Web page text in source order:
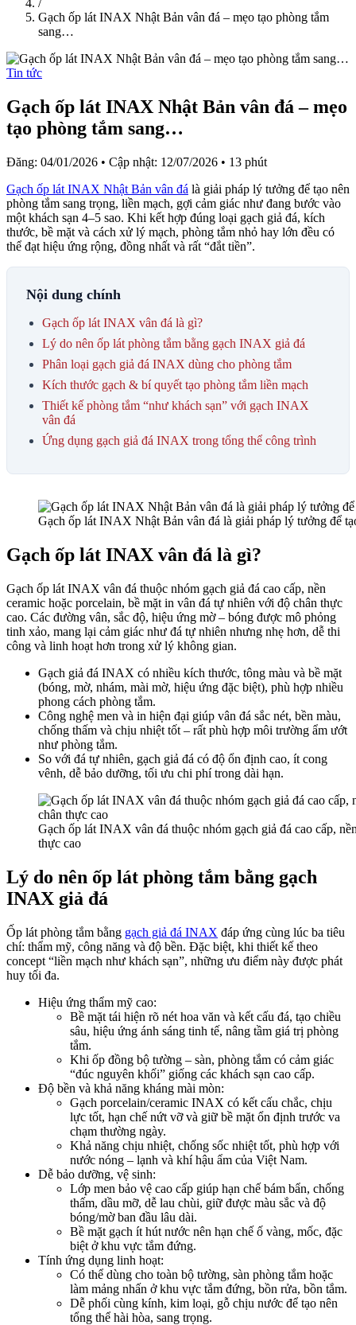
/
Gạch ốp lát INAX Nhật Bản vân đá – mẹo tạo phòng tắm
sang…
Tin tức
Gạch ốp lát INAX Nhật Bản vân đá – mẹo
tạo phòng tắm sang…
Đăng: 04/01/2026 • Cập nhật: 12/07/2026 • 13 phút
Gạch ốp lát INAX Nhật Bản vân đá là giải pháp lý tưởng để tạo nên
phòng tắm sang trọng, liền mạch, gợi cảm giác như đang bước vào
một khách sạn 4–5 sao. Khi kết hợp đúng loại gạch giả đá, kích
thước, bề mặt và cách xử lý mạch, phòng tắm nhỏ hay lớn đều có
thể đạt hiệu ứng rộng, đồng nhất và rất “đắt tiền”.​
Nội dung chính
Gạch ốp lát INAX vân đá là gì?
Lý do nên ốp lát phòng tắm bằng gạch INAX giả đá
Phân loại gạch giả đá INAX dùng cho phòng tắm
Kích thước gạch & bí quyết tạo phòng tắm liền mạch
Thiết kế phòng tắm “như khách sạn” với gạch INAX
vân đá
Ứng dụng gạch giả đá INAX trong tổng thể công trình
Gạch ốp lát INAX Nhật Bản vân đá là giải pháp lý tưởng để
Gạch ốp lát INAX vân đá là gì?
Gạch ốp lát INAX vân đá thuộc nhóm gạch giả đá cao cấp, nền
ceramic hoặc porcelain, bề mặt in vân đá tự nhiên với độ chân thực
cao. Các đường vân, sắc độ, hiệu ứng mờ – bóng được mô phỏng
tinh xảo, mang lại cảm giác như đá tự nhiên nhưng nhẹ hơn, dễ thi
công và linh hoạt hơn trong xử lý không gian.​
Gạch giả đá INAX có nhiều kích thước, tông màu và bề mặt
(bóng, mờ, nhám, mài mờ, hiệu ứng đặc biệt), phù hợp nhiều
phong cách phòng tắm.​
Công nghệ men và in hiện đại giúp vân đá sắc nét, bền màu,
chống thấm và chịu nhiệt tốt – rất phù hợp môi trường ẩm ướt
như phòng tắm.​
So với đá tự nhiên, gạch giả đá có độ ổn định cao, ít cong
vênh, dễ bảo dưỡng, tối ưu chi phí trong dài hạn.​
Gạch ốp lát INAX vân đá thuộc nhóm gạch giả đá cao cấp,
thực cao
Lý do nên ốp lát phòng tắm bằng gạch
INAX giả đá
Ốp lát phòng tắm bằng gạch giả đá INAX đáp ứng cùng lúc ba tiêu
chí: thẩm mỹ, công năng và độ bền. Đặc biệt, khi thiết kế theo
concept “liền mạch như khách sạn”, những ưu điểm này được phát
huy tối đa.​
Hiệu ứng thẩm mỹ cao:
Bề mặt tái hiện rõ nét hoa văn và kết cấu đá, tạo chiều
sâu, hiệu ứng ánh sáng tinh tế, nâng tầm giá trị phòng
tắm.​
Khi ốp đồng bộ tường – sàn, phòng tắm có cảm giác
“đúc nguyên khối” giống các khách sạn cao cấp.​
Độ bền và khả năng kháng mài mòn:
Gạch porcelain/ceramic INAX có kết cấu chắc, chịu
lực tốt, hạn chế nứt vỡ và giữ bề mặt ổn định trước va
chạm thường ngày.​
Khả năng chịu nhiệt, chống sốc nhiệt tốt, phù hợp với
nước nóng – lạnh và khí hậu ẩm của Việt Nam.​
Dễ bảo dưỡng, vệ sinh:
Lớp men bảo vệ cao cấp giúp hạn chế bám bẩn, chống
thấm, dầu mỡ, dễ lau chùi, giữ được màu sắc và độ
bóng/mờ ban đầu lâu dài.​
Bề mặt gạch ít hút nước nên hạn chế ố vàng, mốc, đặc
biệt ở khu vực tắm đứng.​
Tính ứng dụng linh hoạt:
Có thể dùng cho toàn bộ tường, sàn phòng tắm hoặc
làm mảng nhấn ở khu vực tắm đứng, bồn rửa, bồn tắm.​
Dễ phối cùng kính, kim loại, gỗ chịu nước để tạo nên
tổng thể hài hòa, sang trọng.​